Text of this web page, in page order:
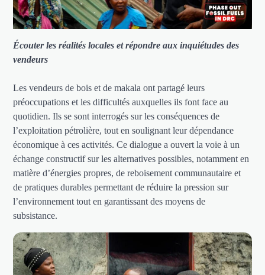
Écouter les réalités locales et répondre aux inquiétudes des
vendeurs
Les vendeurs de bois et de makala ont partagé leurs
préoccupations et les difficultés auxquelles ils font face au
quotidien. Ils se sont interrogés sur les conséquences de
l’exploitation pétrolière, tout en soulignant leur dépendance
économique à ces activités. Ce dialogue a ouvert la voie à un
échange constructif sur les alternatives possibles, notamment en
matière d’énergies propres, de reboisement communautaire et
de pratiques durables permettant de réduire la pression sur
l’environnement tout en garantissant des moyens de
subsistance.